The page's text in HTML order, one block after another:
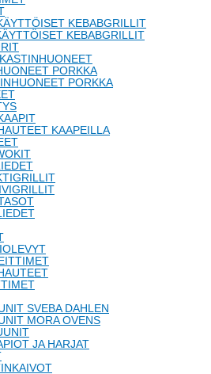
KEBABGRILLIT
KEBABGRILLIT
PORKKA
PORKKA
KAAPEILLA
SVEBA DAHLEN
MORA OVENS
JA HARJAT